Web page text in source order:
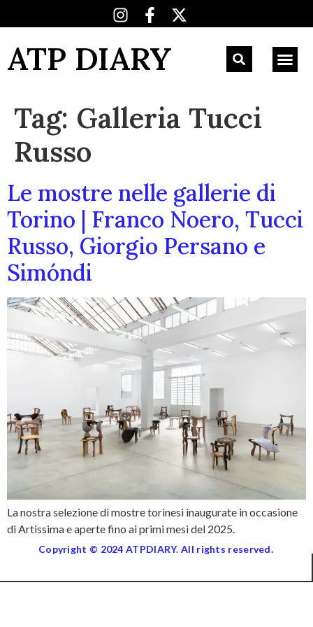
ATP DIARY
Tag: Galleria Tucci
Russo
Le mostre nelle gallerie di
Torino | Franco Noero, Tucci
Russo, Giorgio Persano e
Simóndi
La nostra selezione di mostre torinesi inaugurate in occasione
di Artissima e aperte fino ai primi mesi del 2025.
Copyright © 2024 ATPDIARY. All rights reserved.